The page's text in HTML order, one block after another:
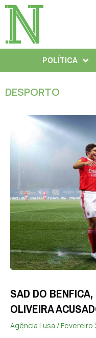
POLÍTICA
DESPORTO
SAD DO
OLIVEIRA
Agência Lusa Fevereiro